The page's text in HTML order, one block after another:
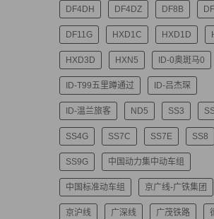
DF4DH DF4DZ DF8B
DF11G HXD1C HXD1D
HXD3D HXN5 ID-0奥斑马0
ID-T99五里蹲通过 ID-吕杰琛
ID-温兰旅客 ND5 SS3
SS4G SS7C SS7E SS8
SS9G 中国动力集中动车组
中国标准动车组 京广线-广铁集团
京沪线 广深线 广茂铁路